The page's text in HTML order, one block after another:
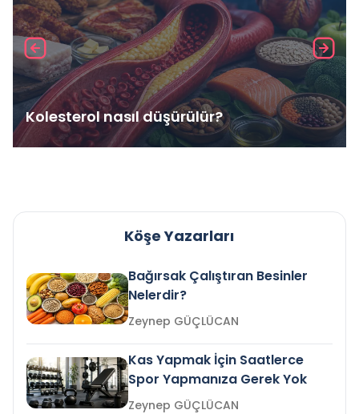
Kolesterol nasıl düşürülür?
Köşe Yazarları
Bağırsak Çalıştıran Besinler
Nelerdir?
Zeynep GÜÇLÜCAN
Kas Yapmak İçin Saatlerce
Spor Yapmanıza Gerek Yok
Zeynep GÜÇLÜCAN